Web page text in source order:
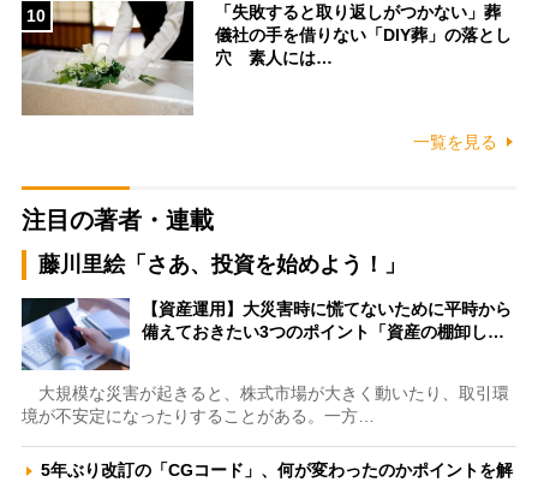
10
「失敗すると取り返しがつかない」葬
儀社の手を借りない「DIY葬」の落とし
穴 素人には…
一覧を見る
注目の著者・連載
藤川里絵「さあ、投資を始めよう！」
【資産運用】大災害時に慌てないために平時から
備えておきたい3つのポイント「資産の棚卸し…
大規模な災害が起きると、株式市場が大きく動いたり、取引環
境が不安定になったりすることがある。一方…
5年ぶり改訂の「CGコード」、何が変わったのかポイントを解